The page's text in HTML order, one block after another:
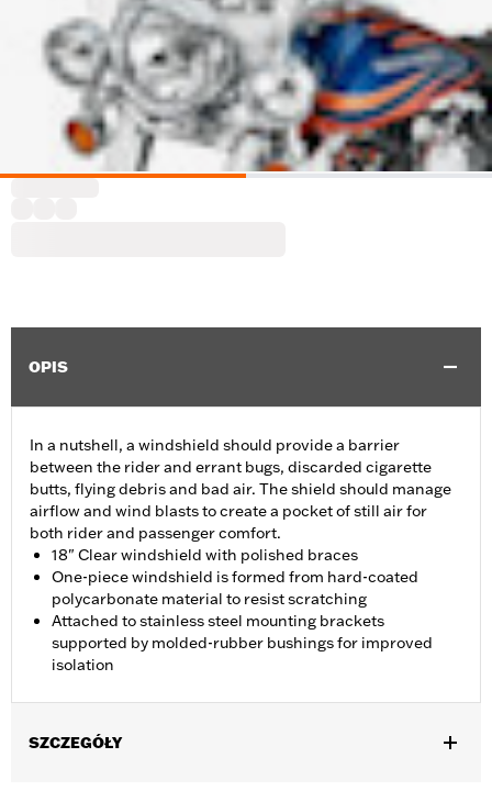
OPIS
In a nutshell, a windshield should provide a barrier
between the rider and errant bugs, discarded cigarette
butts, flying debris and bad air. The shield should manage
airflow and wind blasts to create a pocket of still air for
both rider and passenger comfort.
18" Clear windshield with polished braces
One-piece windshield is formed from hard-coated
polycarbonate material to resist scratching
Attached to stainless steel mounting brackets
supported by molded-rubber bushings for improved
isolation
SZCZEGÓŁY